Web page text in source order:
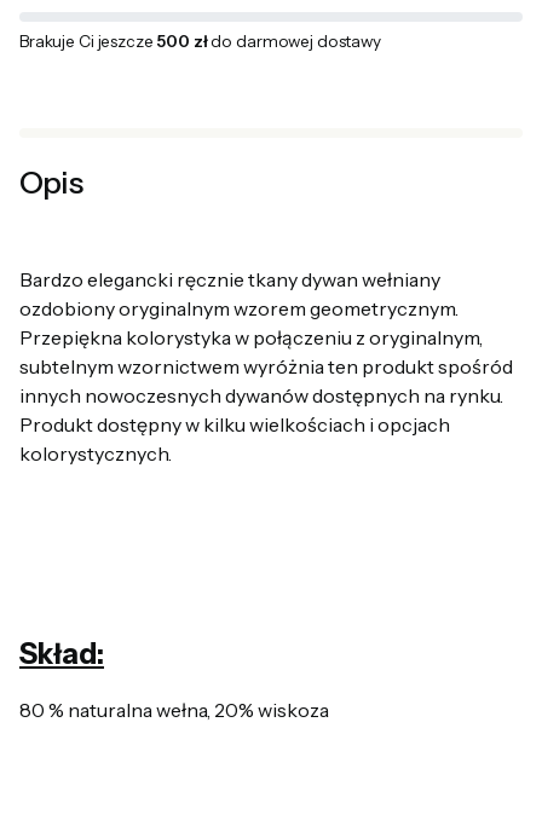
Brakuje Ci jeszcze 500 złdo darmowej dostawy
Opis
Bardzo elegancki ręcznie tkany dywan wełniany
ozdobiony oryginalnym wzorem geometrycznym.
Przepiękna kolorystyka w połączeniu z oryginalnym,
subtelnym wzornictwem wyróżnia ten produkt spośród
innych nowoczesnych dywanów dostępnych na rynku.
Produkt dostępny w kilku wielkościach i opcjach
kolorystycznych.
Skład:
80 % naturalna wełna, 20% wiskoza